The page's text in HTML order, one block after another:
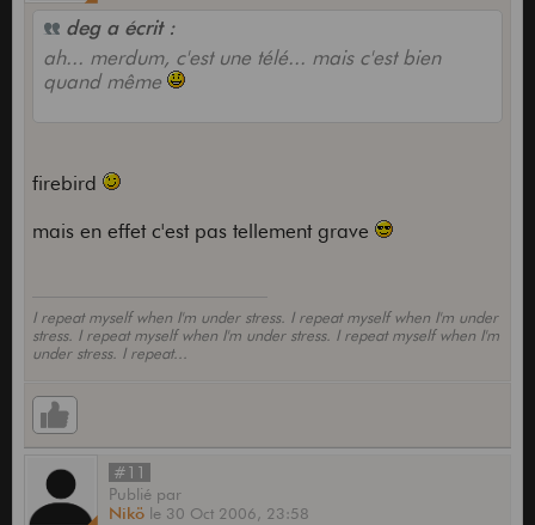
deg a écrit :
ah... merdum, c'est une télé... mais c'est bien
quand même
firebird
mais en effet c'est pas tellement grave
I repeat myself when I'm under stress. I repeat myself when I'm under
stress. I repeat myself when I'm under stress. I repeat myself when I'm
under stress. I repeat...
#11
Publié par
Nikö le 30 Oct 2006, 23:58